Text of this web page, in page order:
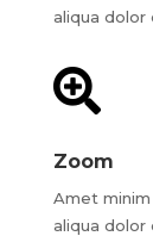
aliqua dolor

Zoom
Amet
aliqua dolor